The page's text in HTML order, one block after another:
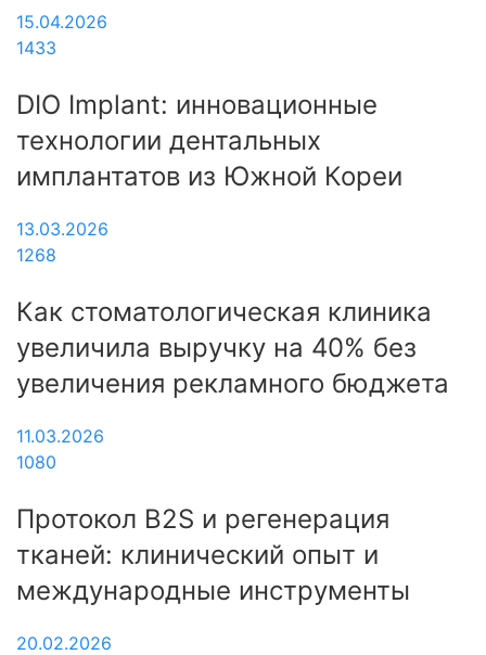
15.04.2026
1433
DIO Implant: инновационные
технологии дентальных
имплантатов из Южной Кореи
13.03.2026
1268
Как стоматологическая клиника
увеличила выручку на 40% без
увеличения рекламного бюджета
11.03.2026
1080
Протокол B2S и регенерация
тканей: клинический опыт и
международные инструменты
20.02.2026